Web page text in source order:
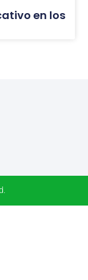
en los